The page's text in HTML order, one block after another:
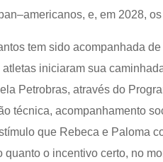
e, em 2028,
tem sido acompanhada
atletas iniciaram sua
Petrobras, através do
técnica, acompanhamento
que Rebeca e Paloma
quanto o incentivo certo, no